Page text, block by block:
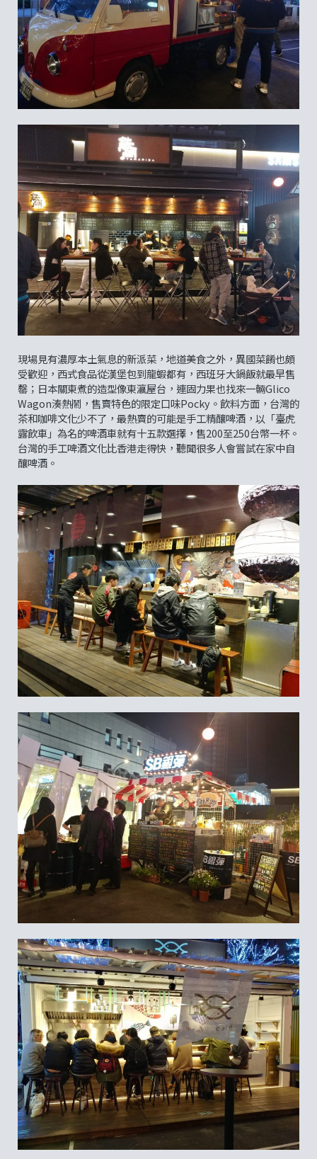
現場見有濃厚本土氣息的新派菜，地道美食之外，異國菜餚也頗
受歡迎，西式食品從漢堡包到龍蝦都有，西班牙大鍋飯就最早售
罄；日本關東煮的造型像東瀛屋台，連固力果也找來一輛Glico
Wagon湊熱鬧，售賣特色的限定口味Pocky。飲料方面，台灣的
茶和咖啡文化少不了，最熱賣的可能是手工精釀啤酒，以「臺虎
露飲車」為名的啤酒車就有十五款選擇，售200至250台幣一杯。
台灣的手工啤酒文化比香港走得快，聽聞很多人會嘗試在家中自
釀啤酒。